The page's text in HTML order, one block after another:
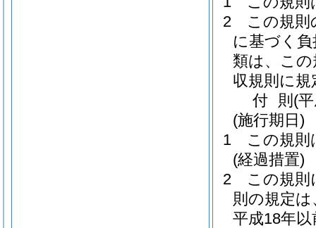
2
この規則
に基づく
類は、こ
収規則に
付 則 (
(施行期日)
1
この規則
(経過措置)
2
この規則
則の規定
平成18年